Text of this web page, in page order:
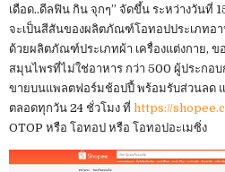
เดือด..ดีลฟิน กิน จุกๆ” จัดขึ้น ระหว่างวันที่
จะเป็นสีสันของผลิตภัณฑ์โอทอปประเภทอา
ด้วยผลิตภัณฑ์ประเภทผ้า เครื่องแต่งกาย, ข
สมุนไพรที่ไม่ใช่อาหาร กว่า 500 ผู้ประกอ
ขายบนแพลตฟอร์มช้อปปี้ พร้อมรับส่วนลด
ตลอดทุกวัน 24 ชั่วโมง ที่ https://
OTOP หรือ โอทอป หรือ โอทอปอะเมซิ่ง